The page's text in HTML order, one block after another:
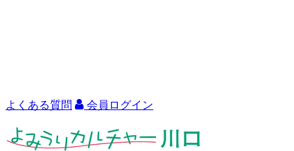
よくある質問 会員ログイン